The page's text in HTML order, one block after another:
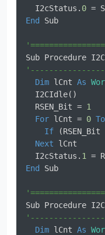
  I2cStatus.
0
End
Sub
Dim lCnt As
  RSEN_Bit =
1
For lCnt = 0 To
If (RSEN_Bit
Next
  I2cStatus.
1
End
Sub
Dim lCnt As